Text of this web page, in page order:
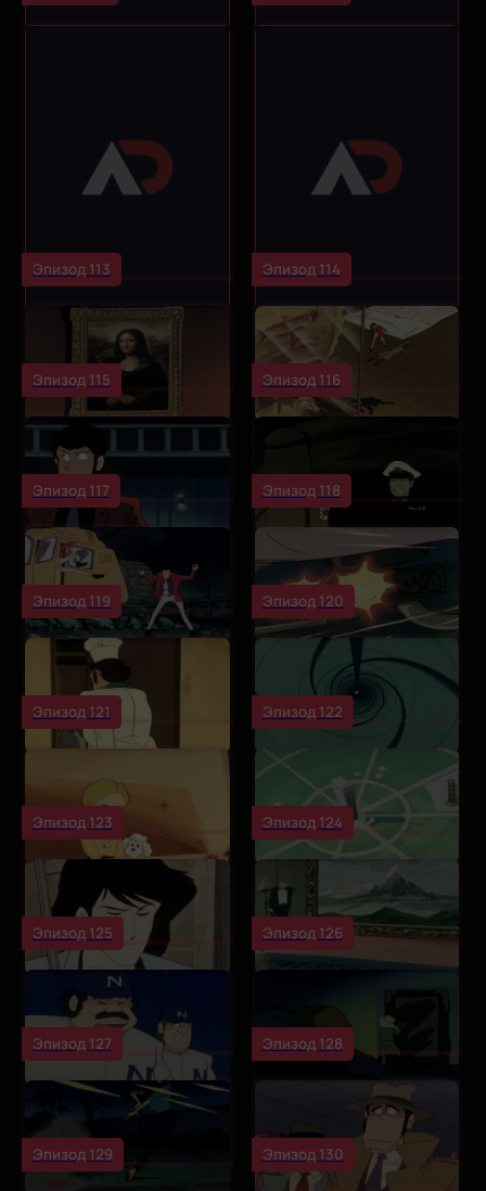
Эпизод 113 Эпизод 114
Эпизод 115 Эпизод 116
Эпизод 117 Эпизод 118
Эпизод 119 Эпизод 120
Эпизод 121 Эпизод 122
Эпизод 123 Эпизод 124
Эпизод 125 Эпизод 126
Эпизод 127 Эпизод 128
Эпизод 129 Эпизод 130